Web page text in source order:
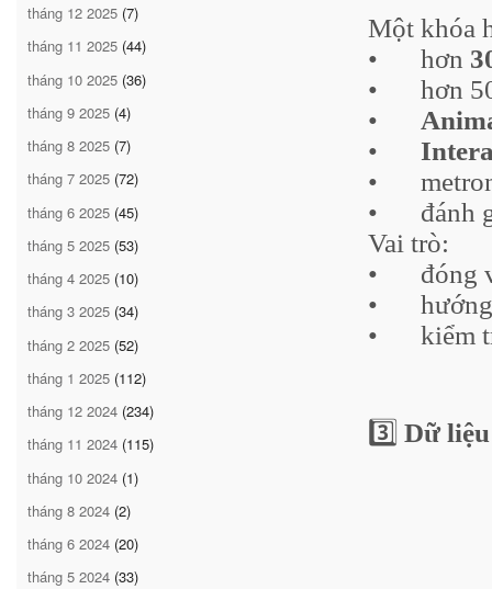
tháng 12 2025 (7)
tháng 11 2025 (44)
tháng 10 2025 (36)
tháng 9 2025 (4)
tháng 8 2025 (7)
tháng 7 2025 (72)
tháng 6 2025 (45)
tháng 5 2025 (53)
tháng 4 2025 (10)
tháng 3 2025 (34)
tháng 2 2025 (52)
tháng 1 2025 (112)
tháng 12 2024 (234)
tháng 11 2024 (115)
tháng 10 2024 (1)
tháng 8 2024 (2)
tháng 6 2024 (20)
tháng 5 2024 (33)
Một khóa
•
hơn
•
hơn
•
•
•
•
đánh
Vai trò:
•
đóng
•
•
kiểm
3️⃣ Dữ